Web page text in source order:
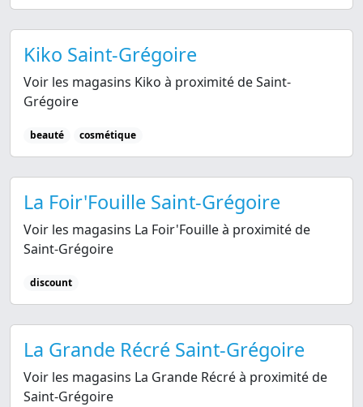
Kiko Saint-Grégoire
Voir les magasins Kiko à proximité de Saint-
Grégoire
beauté cosmétique
La Foir'Fouille Saint-Grégoire
Voir les magasins La Foir'Fouille à proximité de
Saint-Grégoire
discount
La Grande Récré Saint-Grégoire
Voir les magasins La Grande Récré à proximité de
Saint-Grégoire